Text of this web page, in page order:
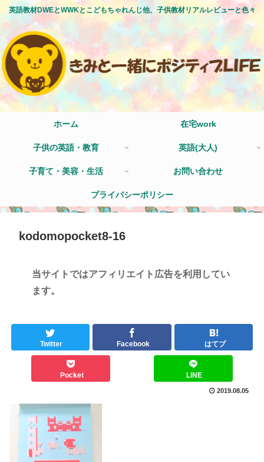
英語教材DWEとWWKとこどもちゃれんじ他、子供教材リアルレビューと色々
ホーム 在宅work
子供の英語・教育 英語(大人)
子育て・美容・生活 お問い合わせ
プライバシーポリシー
kodomopocket8-16
当サイトではアフィリエイト広告を利用してい
ます。
Twitter Facebook はてブ
Pocket LINE
2019.08.05